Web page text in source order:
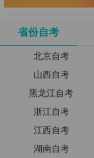
省份自考
北京自考
山西自考
黑龙江自考
浙江自考
江西自考
湖南自考